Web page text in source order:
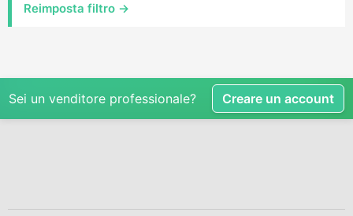
Reimposta filtro →
Sei un venditore professionale? Creare un account